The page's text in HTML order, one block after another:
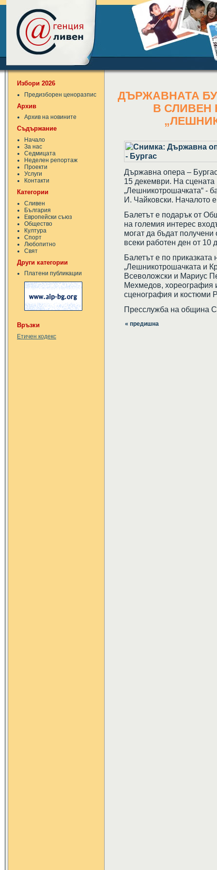
Избори 2026
Предизборен ценоразпис
Архив
Архив на новините
Съдържание
Начало
За нас
Седмицата
Неделен репортаж
Проекти
Услуги
Контакти
Категории
Сливен
България
Европейски съюз
Общество
Култура
Спорт
Любопитно
Свят
Други категории
Платени публикации
Връзки
Етичен кодекс
ДЪРЖАВНАТА
В СЛИВЕН
Държавна опера –
15 декември. На сцената
„Лешникотрошачката“ -
И. Чайковски. Началото
Балетът е подарък от
на големия интерес
могат да бъдат получени
всеки работен ден от 10
Балетът е по
„Лешникотрошачката и
Всеволожски и Мариус
Мехмедов, хореография
сценография и костюми
Пресслужба на община
« предишна